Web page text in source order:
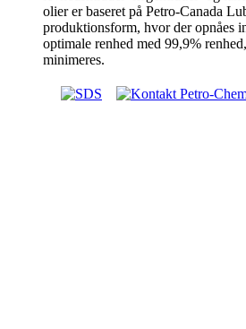
olier er baseret på Petro-Canada
produktionsform, hvor der opnåes
optimale renhed med 99,9%
minimeres.